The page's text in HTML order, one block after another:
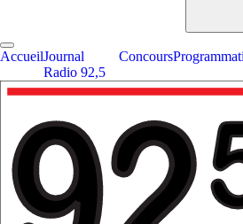
AccueilJournal
Radio 92,5
Concours